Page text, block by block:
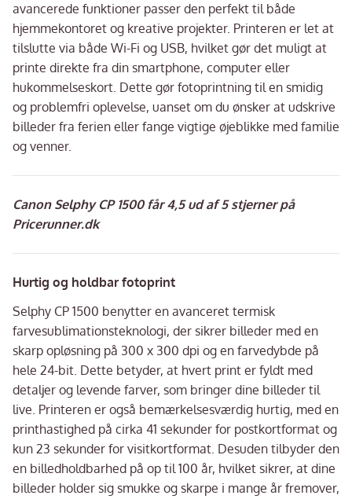
avancerede funktioner passer den perfekt til både
hjemmekontoret og kreative projekter. Printeren er let at
tilslutte via både Wi-Fi og USB, hvilket gør det muligt at
printe direkte fra din smartphone, computer eller
hukommelseskort. Dette gør fotoprintning til en smidig
og problemfri oplevelse, uanset om du ønsker at udskrive
billeder fra ferien eller fange vigtige øjeblikke med familie
og venner.
Canon Selphy CP 1500 får 4,5 ud af 5 stjerner på
Pricerunner.dk
Hurtig og holdbar fotoprint
Selphy CP 1500 benytter en avanceret termisk
farvesublimationsteknologi, der sikrer billeder med en
skarp opløsning på 300 x 300 dpi og en farvedybde på
hele 24-bit. Dette betyder, at hvert print er fyldt med
detaljer og levende farver, som bringer dine billeder til
live. Printeren er også bemærkelsesværdig hurtig, med en
printhastighed på cirka 41 sekunder for postkortformat og
kun 23 sekunder for visitkortformat. Desuden tilbyder den
en billedholdbarhed på op til 100 år, hvilket sikrer, at dine
billeder holder sig smukke og skarpe i mange år fremover,